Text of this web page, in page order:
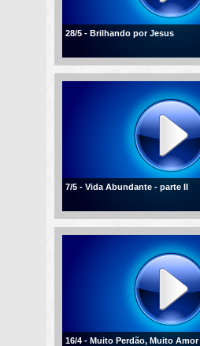
28/5 - Brilhando por Jesus
7/5 - Vida Abundante - parte II
16/4 - Muito Perdão, Muito Amor